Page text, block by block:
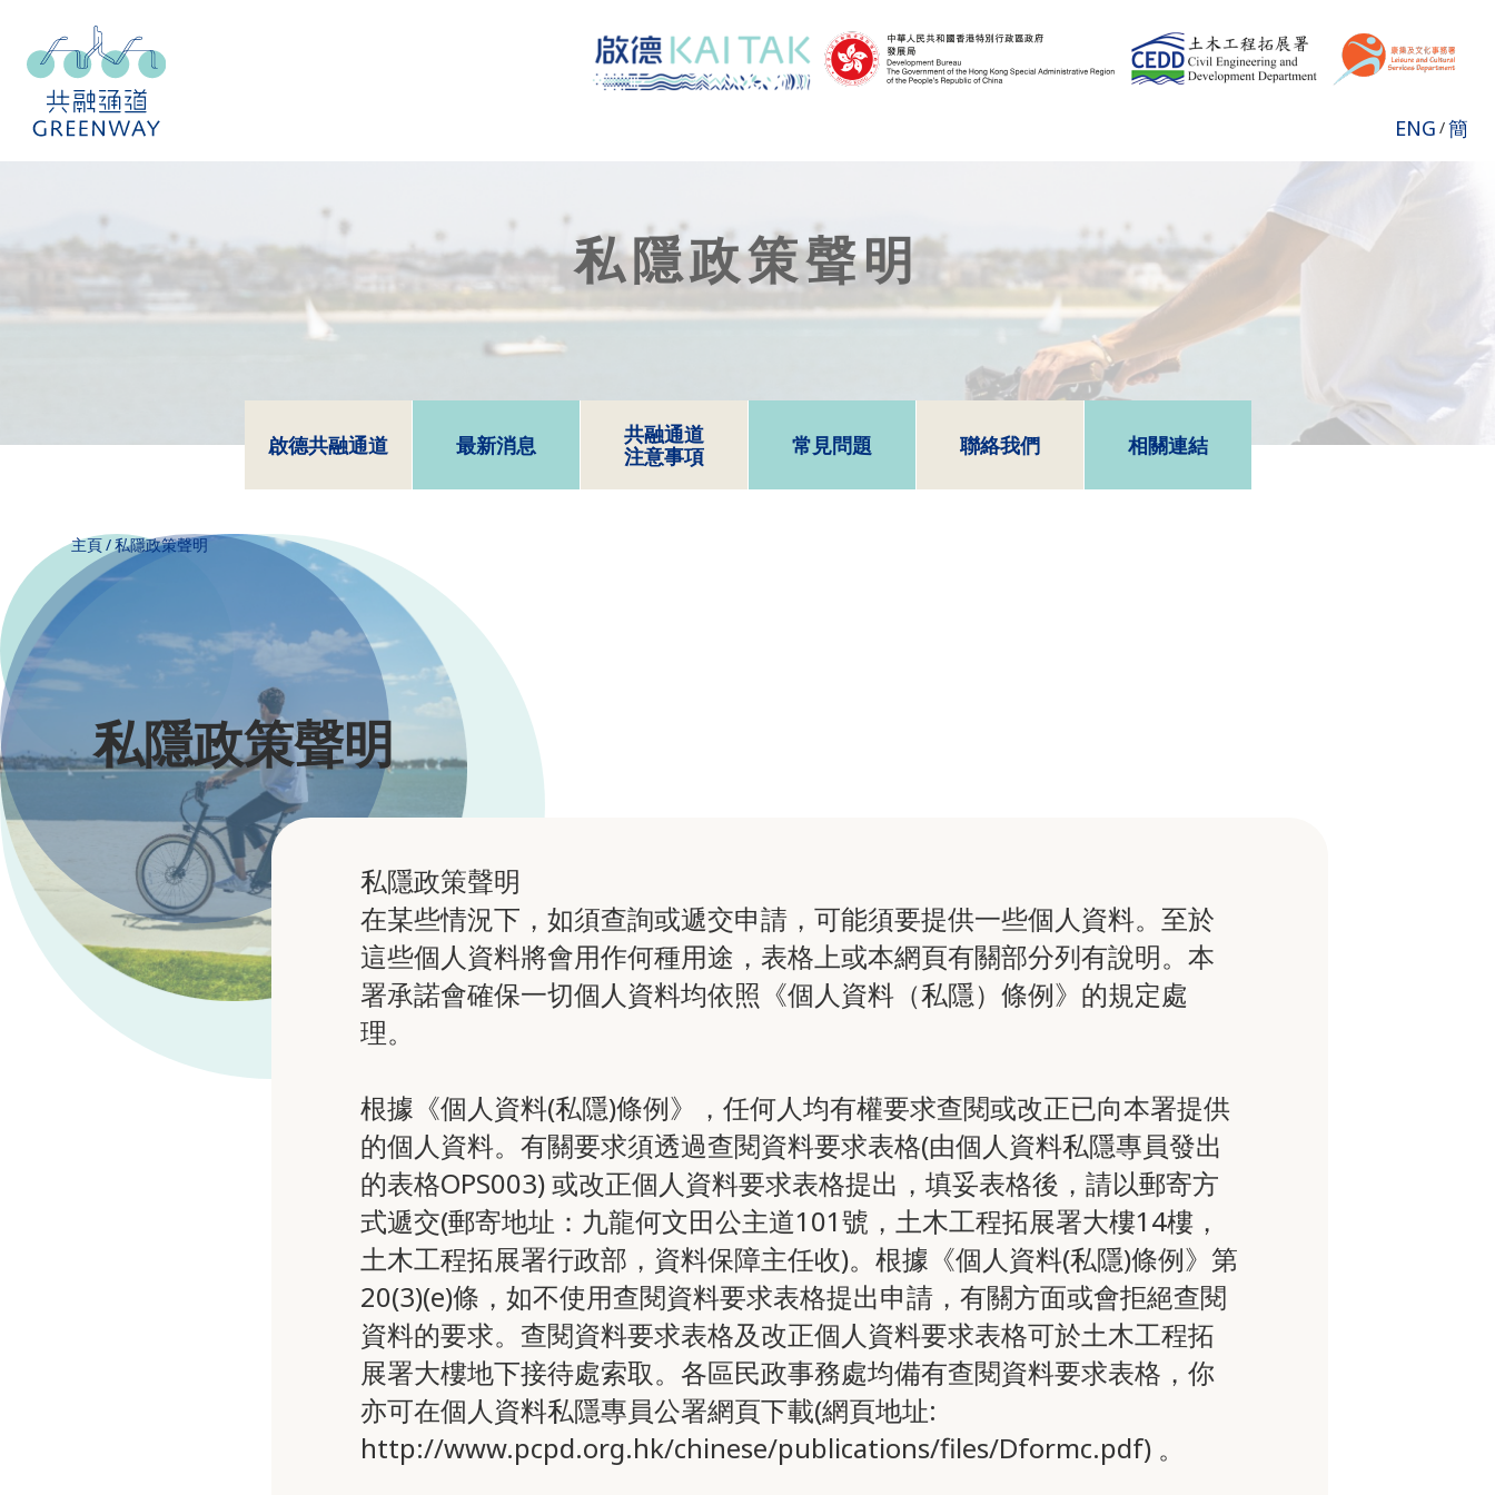
ENG /簡
私隱政策聲明
啟德共融通道 最新消息
共融通道
注意事項
常見問題 聯絡我們 相關連結
主頁/私隱政策聲明
私隱政策聲明
私隱政策聲明
在某些情況下，如須查詢或遞交申請，可能須要提供一些個人資料。至於
這些個人資料將會用作何種用途，表格上或本網頁有關部分列有說明。本
署承諾會確保一切個人資料均依照《個人資料（私隱）條例》的規定處
理。
根據《個人資料(私隱)條例》，任何人均有權要求查閱或改正已向本署提供
的個人資料。有關要求須透過查閱資料要求表格(由個人資料私隱專員發出
的表格OPS003) 或改正個人資料要求表格提出，填妥表格後，請以郵寄方
式遞交(郵寄地址：九龍何文田公主道101號，土木工程拓展署大樓14樓，
土木工程拓展署行政部，資料保障主任收)。根據《個人資料(私隱)條例》第
20(3)(e)條，如不使用查閱資料要求表格提出申請，有關方面或會拒絕查閱
資料的要求。查閱資料要求表格及改正個人資料要求表格可於土木工程拓
展署大樓地下接待處索取。各區民政事務處均備有查閱資料要求表格，你
亦可在個人資料私隱專員公署網頁下載(網頁地址:
http://www.pcpd.org.hk/chinese/publications/files/Dformc.pdf) 。